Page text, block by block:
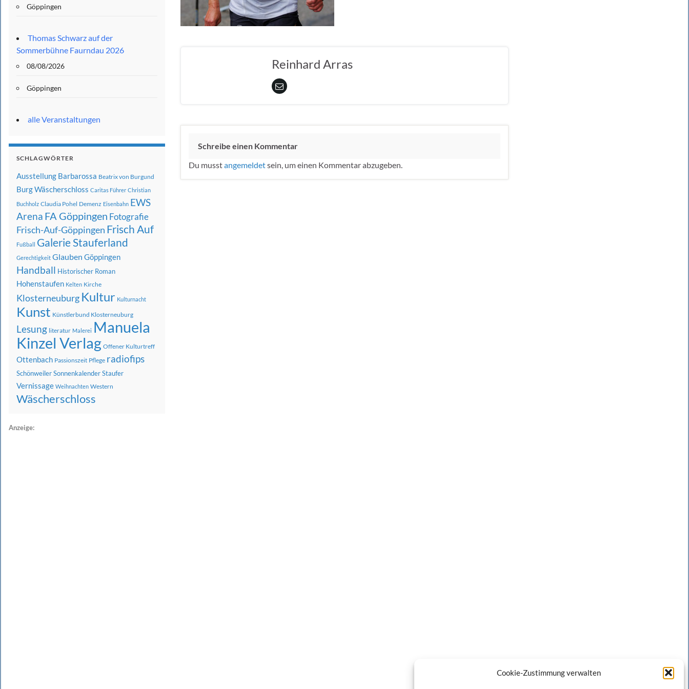
Cookie-Zustimmung verwalten
Reinhard Arras
Schreibe einen Kommentar
Du musstangemeldetsein, um einen Kommentar abzugeben.
Göppingen
Thomas Schwarz auf der
Sommerbühne Faurndau 2026
08/08/2026
Göppingen
alle Veranstaltungen
SCHLAGWÖRTER
Ausstellung Barbarossa Beatrix von Burgund
Burg Wäscherschloss Caritas Führer Christian
Buchholz Claudia Pohel Demenz Eisenbahn EWS
Arena FA Göppingen Fotografie
Frisch-Auf-Göppingen Frisch Auf
Fußball Galerie Stauferland
Gerechtigkeit Glauben Göppingen
Handball Historischer Roman
Hohenstaufen Kelten Kirche
Klosterneuburg Kultur Kulturnacht
Kunst Künstlerbund Klosterneuburg
Lesung literatur Malerei Manuela
Kinzel Verlag Offener Kulturtreff
Ottenbach Passionszeit Pflege radiofips
SchönweilerSonnenkalenderStaufer
Vernissage Weihnachten Western
Wäscherschloss
Anzeige: